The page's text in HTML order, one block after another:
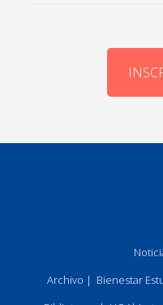
Archivo | Bienestar